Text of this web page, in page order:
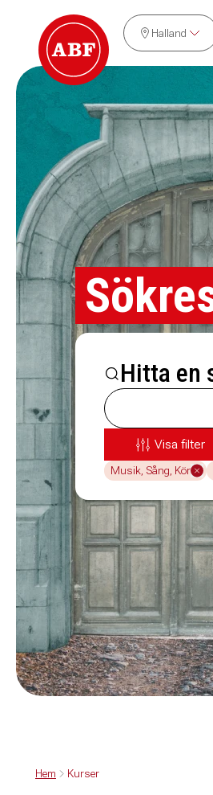
Halland
Hitta en
Visa filter
Musik, Sång, Kör
Hem Kurser